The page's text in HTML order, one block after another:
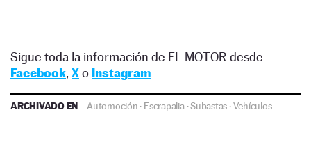
Sigue toda la información de EL MOTOR desde
Facebook, Xo Instagram
ARCHIVADO EN Automoción · Escrapalia·Subastas ·Vehículos